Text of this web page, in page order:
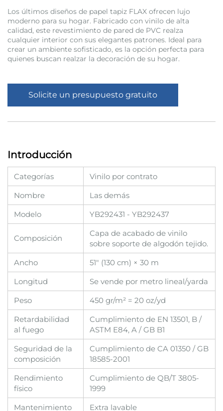
Los últimos diseños de papel tapiz FLAX ofrecen lujo
moderno para su hogar. Fabricado con vinilo de alta
calidad, este revestimiento de pared de PVC realza
cualquier interior con sus elegantes patrones. Ideal para
crear un ambiente sofisticado, es la opción perfecta para
quienes buscan realzar la decoración de su hogar.
Solicite un presupuesto gratuito
Introducción
Categorías
Vinilo por contrato
Nombre
Las demás
Modelo
YB292431 - YB292437
Composición
Capa de acabado de vinilo
sobre soporte de algodón tejido.
Ancho
51" (130 cm) × 30 m
Longitud
Se vende por metro lineal/yarda
Peso
450 gr/m² = 20 oz/yd
Retardabilidad
al fuego
Cumplimiento de EN 13501, B /
ASTM E84, A / GB B1
Seguridad de la
composición
Cumplimiento de CA 01350 / GB
18585-2001
Rendimiento
físico
Cumplimiento de QB/T 3805-
1999
Mantenimiento
Extra lavable